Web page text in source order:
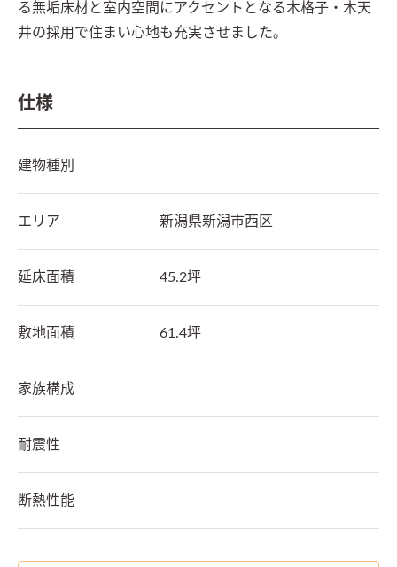
る無垢床材と室内空間にアクセントとなる木格子・木天
井の採用で住まい心地も充実させました。
仕様
建物種別
エリア 新潟県新潟市西区
延床面積 45.2坪
敷地面積 61.4坪
家族構成
耐震性
断熱性能